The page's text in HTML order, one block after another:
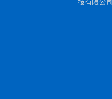
技有限公司